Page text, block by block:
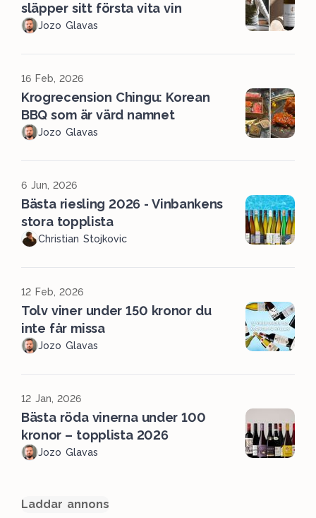
släpper sitt första vita vin
Jozo Glavas
16 Feb, 2026
Krogrecension Chingu: Korean
BBQ som är värd namnet
Jozo Glavas
6 Jun, 2026
Bästa riesling 2026 - Vinbankens
stora topplista
Christian Stojkovic
12 Feb, 2026
Tolv viner under 150 kronor du
inte får missa
Jozo Glavas
12 Jan, 2026
Bästa röda vinerna under 100
kronor – topplista 2026
Jozo Glavas
Laddar annons